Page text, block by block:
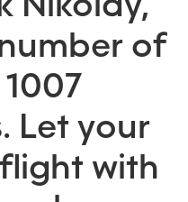
of
Let your
with